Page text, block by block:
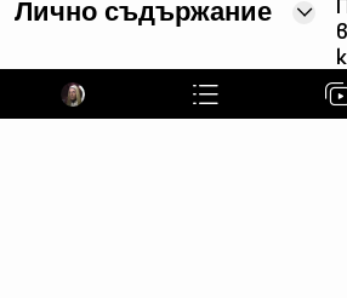
Лично съдържание